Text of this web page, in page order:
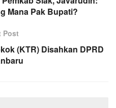
Mana Pak Bupati?
Post
(KTR) Disahkan DPRD